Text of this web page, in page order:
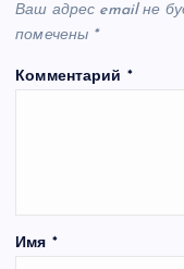
Ваш адрес email не
помечены *
Комментарий *
Имя *